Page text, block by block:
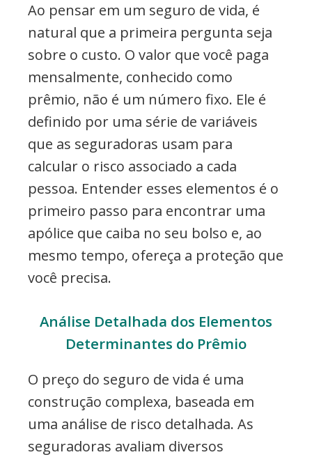
Ao pensar em um seguro de vida, é
natural que a primeira pergunta seja
sobre o custo. O valor que você paga
mensalmente, conhecido como
prêmio, não é um número fixo. Ele é
definido por uma série de variáveis
que as seguradoras usam para
calcular o risco associado a cada
pessoa. Entender esses elementos é o
primeiro passo para encontrar uma
apólice que caiba no seu bolso e, ao
mesmo tempo, ofereça a proteção que
você precisa.
Análise Detalhada dos Elementos
Determinantes do Prêmio
O preço do seguro de vida é uma
construção complexa, baseada em
uma análise de risco detalhada. As
seguradoras avaliam diversos